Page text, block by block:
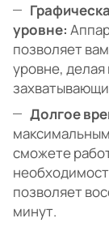
уровне:
позволяет
уровне,
Долгое
сможете
позволяет
минут.